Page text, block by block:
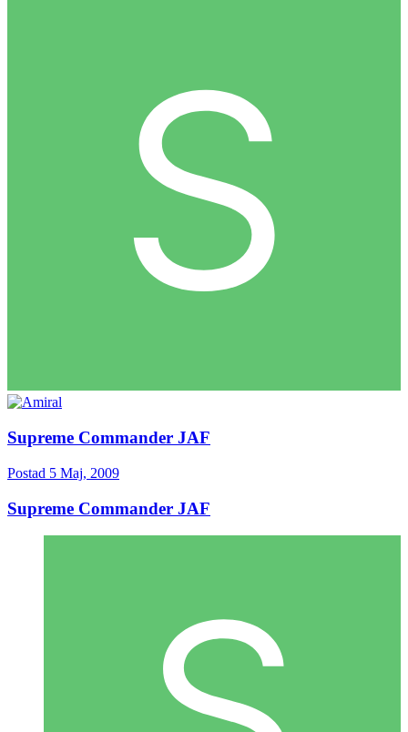
Supreme Commander JAF
Postad 5 Maj, 2009
Supreme Commander JAF